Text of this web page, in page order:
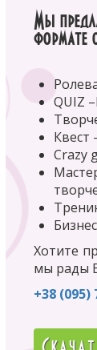
Мы
формате
QUIZ
Crazy
Хотите
мы рады
+38 (095)